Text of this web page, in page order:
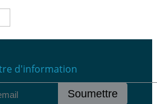
d'information
Soumettre